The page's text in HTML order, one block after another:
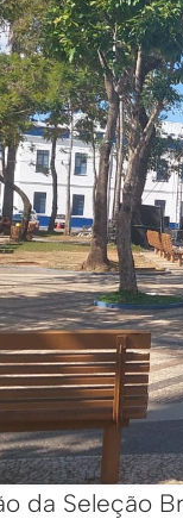
da Seleção